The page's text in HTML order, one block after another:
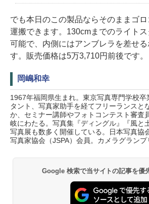
でも本日のこの製品ならそのままゴ
運搬できます。130cmまでのライト
可能で、内側にはアンブレラを差せ
す。販売価格は5万3,710円前後です。
岡嶋和幸
1967年福岡県生まれ。東京写真専門学校卒
タント、写真家助手を経てフリーランスと
か、セミナー講師やフォトコンテスト審査
岐にわたる。写真集『ディングル』『風と
写真展も数多く開催している。日本写真協
写真家協会（JSPA）会員。カメラグランプ
Google 検索で当サイトの記事を優